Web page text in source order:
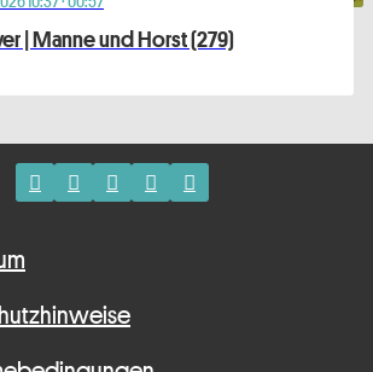
| Manne und Horst (279)